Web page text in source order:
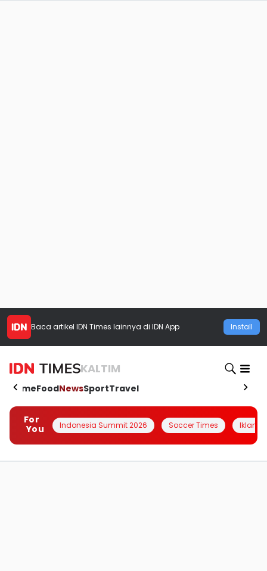
Baca artikel IDN Times lainnya di IDN App Install
KALTIM
HomeFoodNewsSportTravel
For
You
Indonesia Summit 2026 Soccer Times Iklanin